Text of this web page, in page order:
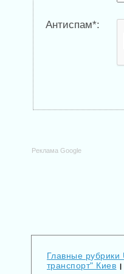
Антиспам*:
Реклама Google
Главные рубрики
транспорт" Киев